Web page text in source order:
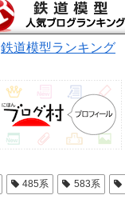
鉄道模型ランキング
485系 583系